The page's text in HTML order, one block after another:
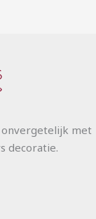
met
decoratie.